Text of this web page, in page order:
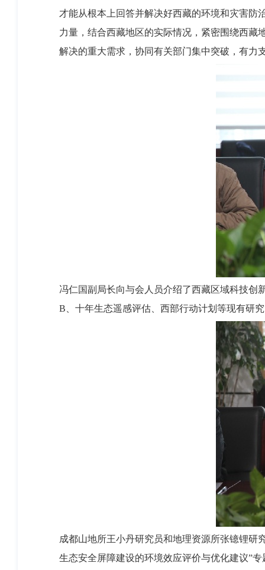
才能从根本上回答并解决好西藏的环境和灾害防
力量，结合西藏地区的实际情况，紧密围绕西藏
解决的重大需求，协同有关部门集中突破，有力
冯仁国副局长向与会人员介绍了西藏区域科技创
B、十年生态遥感评估、西部行动计划等现有研
成都山地所王小丹研究员和地理资源所张镱锂研
生态安全屏障建设的环境效应评价与优化建议”